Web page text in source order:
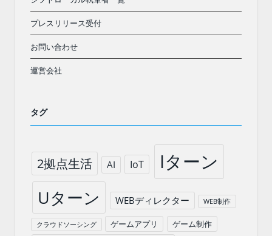
プレスリリース受付
お問い合わせ
運営会社
タグ
2拠点生活 AI IoT Iターン
Uターン WEBディレクター WEB制作
クラウドソーシング ゲームアプリ ゲーム制作